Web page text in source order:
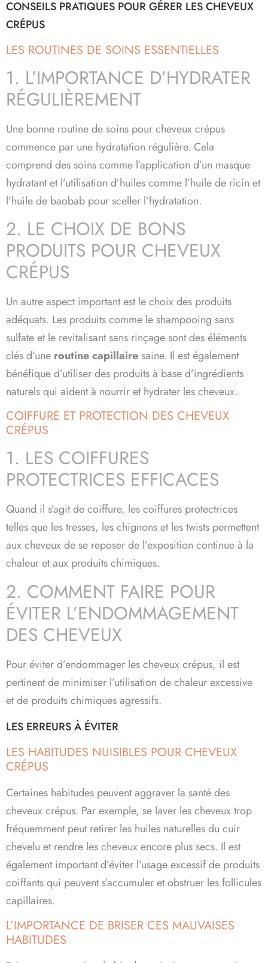
CONSEILS PRATIQUES POUR GÉRER LES CHEVEUX
CRÉPUS
LES ROUTINES DE SOINS ESSENTIELLES
1. L’IMPORTANCE D’HYDRATER
RÉGULIÈREMENT
Une bonne routine de soins pour cheveux crépus
commence par une hydratation régulière. Cela
comprend des soins comme l’application d’un masque
hydratant et l’utilisation d’huiles comme l’huile de ricin et
l’huile de baobab pour sceller l’hydratation.
2. LE CHOIX DE BONS
PRODUITS POUR CHEVEUX
CRÉPUS
Un autre aspect important est le choix des produits
adéquats. Les produits comme le shampooing sans
sulfate et le revitalisant sans rinçage sont des éléments
clés d’une routine capillaire saine. Il est également
bénéfique d’utiliser des produits à base d’ingrédients
naturels qui aident à nourrir et hydrater les cheveux.
COIFFURE ET PROTECTION DES CHEVEUX
CRÉPUS
1. LES COIFFURES
PROTECTRICES EFFICACES
Quand il s’agit de coiffure, les coiffures protectrices
telles que les tresses, les chignons et les twists permettent
aux cheveux de se reposer de l’exposition continue à la
chaleur et aux produits chimiques.
2. COMMENT FAIRE POUR
ÉVITER L’ENDOMMAGEMENT
DES CHEVEUX
Pour éviter d’endommager les cheveux crépus, il est
pertinent de minimiser l’utilisation de chaleur excessive
et de produits chimiques agressifs.
LES ERREURS À ÉVITER
LES HABITUDES NUISIBLES POUR CHEVEUX
CRÉPUS
Certaines habitudes peuvent aggraver la santé des
cheveux crépus. Par exemple, se laver les cheveux trop
fréquemment peut retirer les huiles naturelles du cuir
chevelu et rendre les cheveux encore plus secs. Il est
également important d’éviter l’usage excessif de produits
coiffants qui peuvent s’accumuler et obstruer les follicules
capillaires.
L’IMPORTANCE DE BRISER CES MAUVAISES
HABITUDES